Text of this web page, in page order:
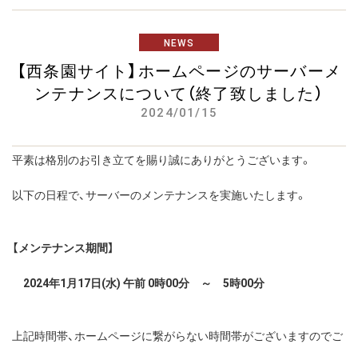
NEWS
【西条園サイト】ホームページのサーバーメ
ンテナンスについて（終了致しました）
2024/01/15
平素は格別のお引き立てを賜り誠にありがとうございます。
以下の日程で、サーバーのメンテナンスを実施いたします。
【メンテナンス期間】
2024年1月17日(水) 午前 0時00分 ～ 5時00分
上記時間帯、ホームページに繋がらない時間帯がございますのでご